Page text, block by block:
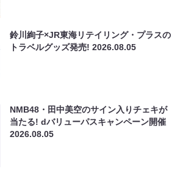
鈴川絢子×JR東海リテイリング・プラスの
トラベルグッズ発売!2026.08.05
NMB48・田中美空のサイン入りチェキが
当たる! dバリューパスキャンペーン開催
2026.08.05